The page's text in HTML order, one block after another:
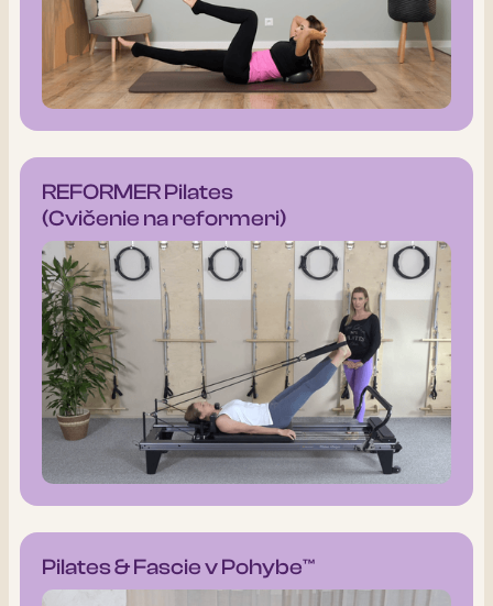
REFORMER Pilates
(Cvičenie na reformeri)
Pilates & Fascie v Pohybe™